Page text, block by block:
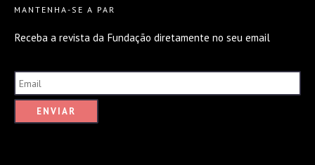
MANTENHA-SE A PAR
Receba a revista da Fundação diretamente no seu email